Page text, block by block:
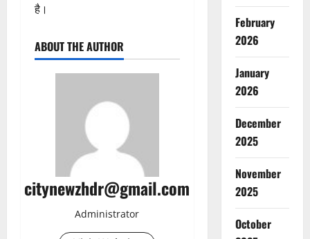
है।
ABOUT THE AUTHOR
citynewzhdr@gmail.com
Administrator
February
2026
January
2026
December
2025
November
2025
October